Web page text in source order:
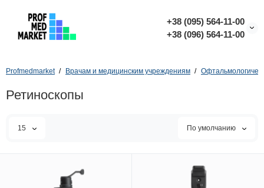
+38 (095) 564-11-00
+38 (096) 564-11-00
Profmedmarket Врачам и медицинским учреждениям
Ретиноскопы
15 По умолчанию